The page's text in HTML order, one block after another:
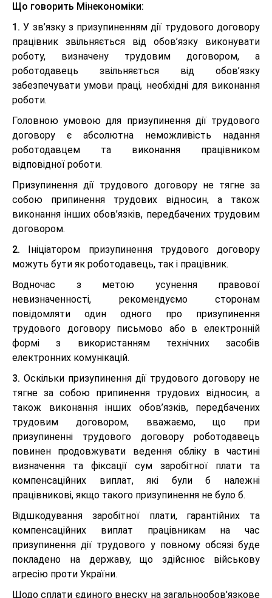
Що говорить Мінекономіки:
1. У зв’язку з призупиненням дії трудового договору
працівник звільняється від обов’язку виконувати
роботу, визначену трудовим договором, а
роботодавець звільняється від обов’язку
забезпечувати умови праці, необхідні для виконання
роботи.
Головною умовою для призупинення дії трудового
договору є абсолютна неможливість надання
роботодавцем та виконання працівником
відповідної роботи.
Призупинення дії трудового договору не тягне за
собою припинення трудових відносин, а також
виконання інших обов’язків, передбачених трудовим
договором.
2. Ініціатором призупинення трудового договору
можуть бути як роботодавець, так і працівник.
Водночас з метою усунення правової
невизначенності, рекомендуємо сторонам
повідомляти один одного про призупинення
трудового договору письмово або в електронній
формі з використанням технічних засобів
електронних комунікацій.
3. Оскільки призупинення дії трудового договору не
тягне за собою припинення трудових відносин, а
також виконання інших обов’язків, передбачених
трудовим договором, вважаємо, що при
призупиненні трудового договору роботодавець
повинен продовжувати ведення обліку в частині
визначення та фіксації сум заробітної плати та
компенсаційних виплат, які були б належні
працівникові, якщо такого призупинення не було б.
Відшкодування заробітної плати, гарантійних та
компенсаційних виплат працівникам на час
призупинення дії трудового у повному обсязі буде
покладено на державу, що здійснює військову
агресію проти України.
Щодо сплати єдиного внеску на загальнообов'язкове